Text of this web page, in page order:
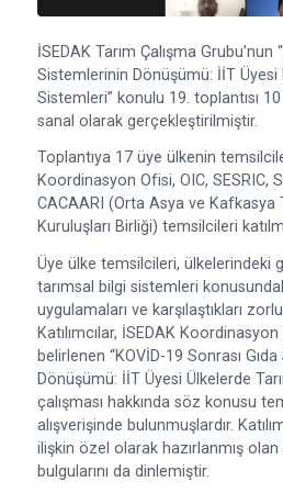
İSEDAK Tarım Çalışma Grubu’nun
Sistemlerinin Dönüşümü: İİT Üyesi
Sistemleri” konulu 19. toplantısı
sanal olarak gerçekleştirilmiştir.
Toplantıya 17 üye ülkenin
Koordinasyon Ofisi, OIC, SESRIC,
CACAARI (Orta Asya ve Kafkasya
Kuruluşları Birliği) temsilcileri
Üye ülke temsilcileri, ülkelerindeki
tarımsal bilgi sistemleri
uygulamaları ve karşılaştıkları
Katılımcılar, İSEDAK
belirlenen “KOVİD-19 Sonrası
Dönüşümü: İİT Üyesi Ülkelerde
çalışması hakkında söz konusu
alışverişinde bulunmuşlardır.
ilişkin özel olarak hazırlanmış
bulgularını da dinlemiştir.